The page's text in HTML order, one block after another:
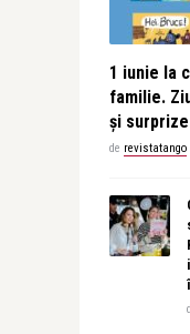
1 iunie la
familie.
și surprize
de revistatango